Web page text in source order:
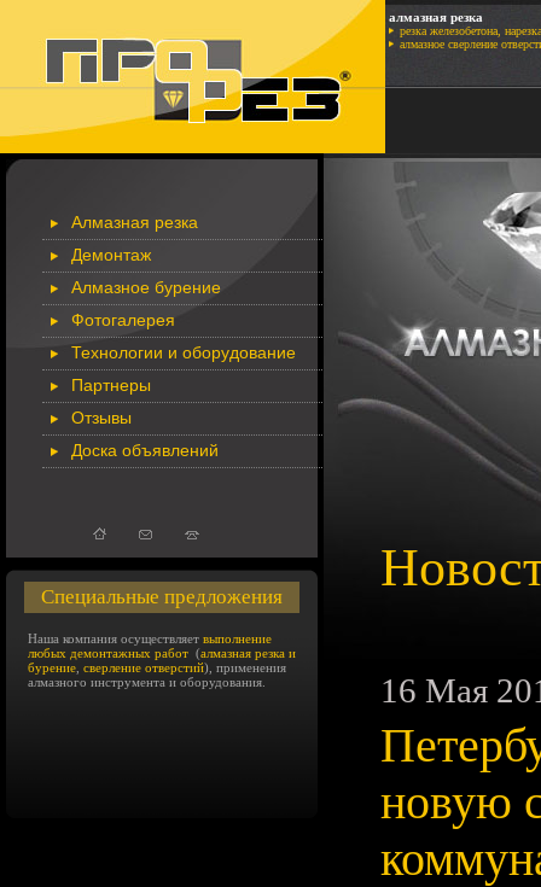
алмазная резка
резка железобетона,
алмазное сверление
Алмазная резка
Демонтаж
Алмазное бурение
Фотогалерея
Технологии и оборудование
Партнеры
Отзывы
Доска объявлений
Специальные предложения
Наша компания осуществляет выполнение
любых демонтажных работ (алмазная резка и
бурение сверление отверстий), применения
алмазного инструмента и оборудования.
16 Мая
новую